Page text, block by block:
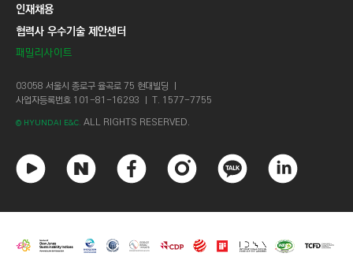
인재채용
협력사 우수기술 제안센터
패밀리사이트
03058 서울시 종로구 율곡로 75 현대빌딩 ㅣ
사업자등록번호 101-81-16293 ㅣ T. 1577-7755
© HYUNDAI E&C. ALL RIGHTS RESERVED.
튜
브
이
이
스
북
스
타
카
오
톡
크
드
인